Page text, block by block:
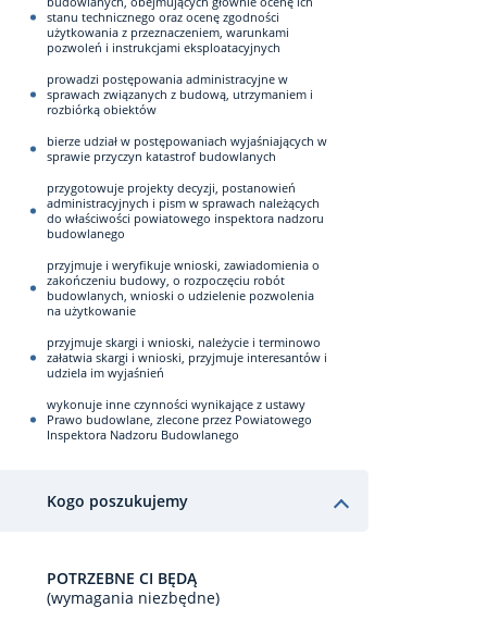
stanu technicznego oraz ocenę zgodności
użytkowania z przeznaczeniem, warunkami
pozwoleń i instrukcjami eksploatacyjnych
prowadzi postępowania administracyjne w
sprawach związanych z budową, utrzymaniem i
rozbiórką obiektów
bierze udział w postępowaniach wyjaśniających w
sprawie przyczyn katastrof budowlanych
przygotowuje projekty decyzji, postanowień
administracyjnych i pism w sprawach należących
do właściwości powiatowego inspektora nadzoru
budowlanego
przyjmuje i weryfikuje wnioski, zawiadomienia o
zakończeniu budowy, o rozpoczęciu robót
budowlanych, wnioski o udzielenie pozwolenia
na użytkowanie
przyjmuje skargi i wnioski, należycie i terminowo
załatwia skargi i wnioski, przyjmuje interesantów i
udziela im wyjaśnień
wykonuje inne czynności wynikające z ustawy
Prawo budowlane, zlecone przez Powiatowego
Inspektora Nadzoru Budowlanego
Kogo poszukujemy
POTRZEBNE CI BĘDĄ
(wymagania niezbędne)